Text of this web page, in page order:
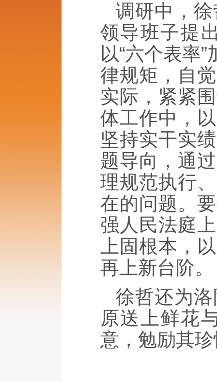
调研中，
领导班子提
以“六个表率
律规矩，自
实际，紧紧
体工作中，
坚持实干实
题导向，通
理规范执行
在的问题。
强人民法庭
上固根本，
再上新台阶。
徐哲还为
原送上鲜花
意，勉励其